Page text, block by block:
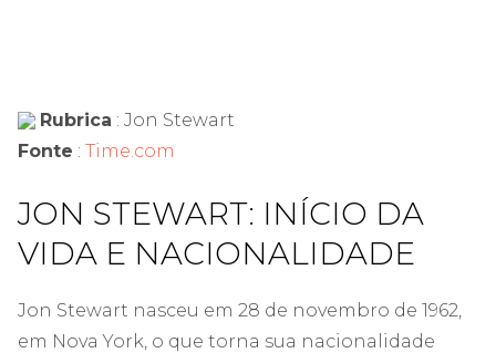
Rubrica : Jon Stewart
Fonte : Time.com
JON STEWART: INÍCIO DA
VIDA E NACIONALIDADE
Jon Stewart nasceu em 28 de novembro de 1962,
em Nova York, o que torna sua nacionalidade